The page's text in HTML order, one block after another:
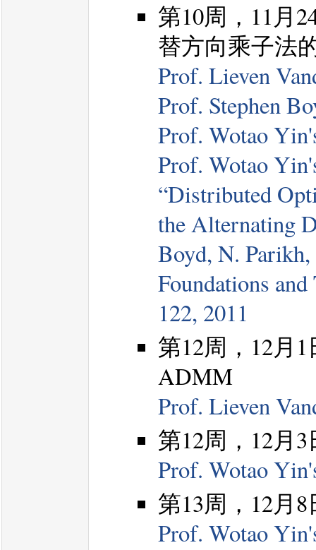
第10周，11月
替方向乘子法
Prof. Lieven
Prof. Stephen
Prof. Wotao
Prof. Wotao
“Distributed
the Alternating
Boyd, N. Parikh,
Foundations
122, 2011
第12周，12月1
ADMM
Prof. Lieven
第12周，12月
Prof. Wotao
第13周，12月
Prof. Wotao